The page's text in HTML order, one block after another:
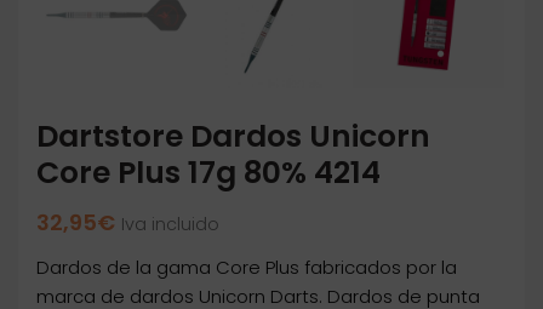
Dartstore Dardos Unicorn
Core Plus 17g 80% 4214
32,95€ Iva incluido
Dardos de la gama Core Plus fabricados por la
marca de dardos Unicorn Darts. Dardos de punta